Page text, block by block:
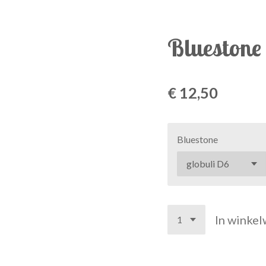
Bluestone
€ 12,50
Bluestone
In